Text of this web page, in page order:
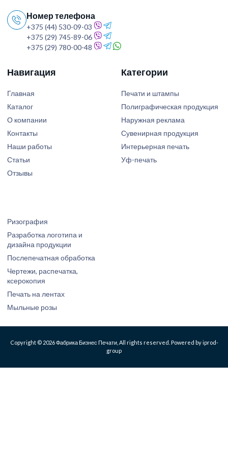
Номер телефона
+375 (44) 530-09-03
+375 (29) 745-89-06
+375 (29) 780-00-48
Навигация
Главная
Каталог
О компании
Контакты
Наши работы
Статьи
Отзывы
Категории
Печати и штампы
Полиграфическая продукция
Наружная реклама
Сувенирная продукция
Интерьерная печать
Уф-печать
Ризография
Разработка логотипа и
дизайна продукции
Послепечатная обработка
Чертежи, распечатка,
ксерокопия
Печать на лентах
Мыльные розы
Copyright © 2026 Фабрика Бизнес Печати, All rights reserved. Powered by iprod-
group